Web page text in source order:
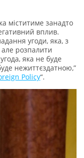
міститиме занадто
вплив.
угоди, яка, з
розпалити
яка не буде
нежиттєздатною,”
Policy“.